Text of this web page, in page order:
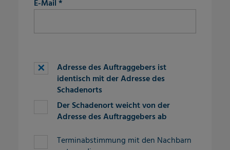
E-Mail*
fieldset-3Adresse des Auftraggebers ist
identisch mit der Adresse des
Schadenorts
Der Schadenort weicht von der
Adresse des Auftraggebers ab
Terminabstimmung mit den Nachbarn